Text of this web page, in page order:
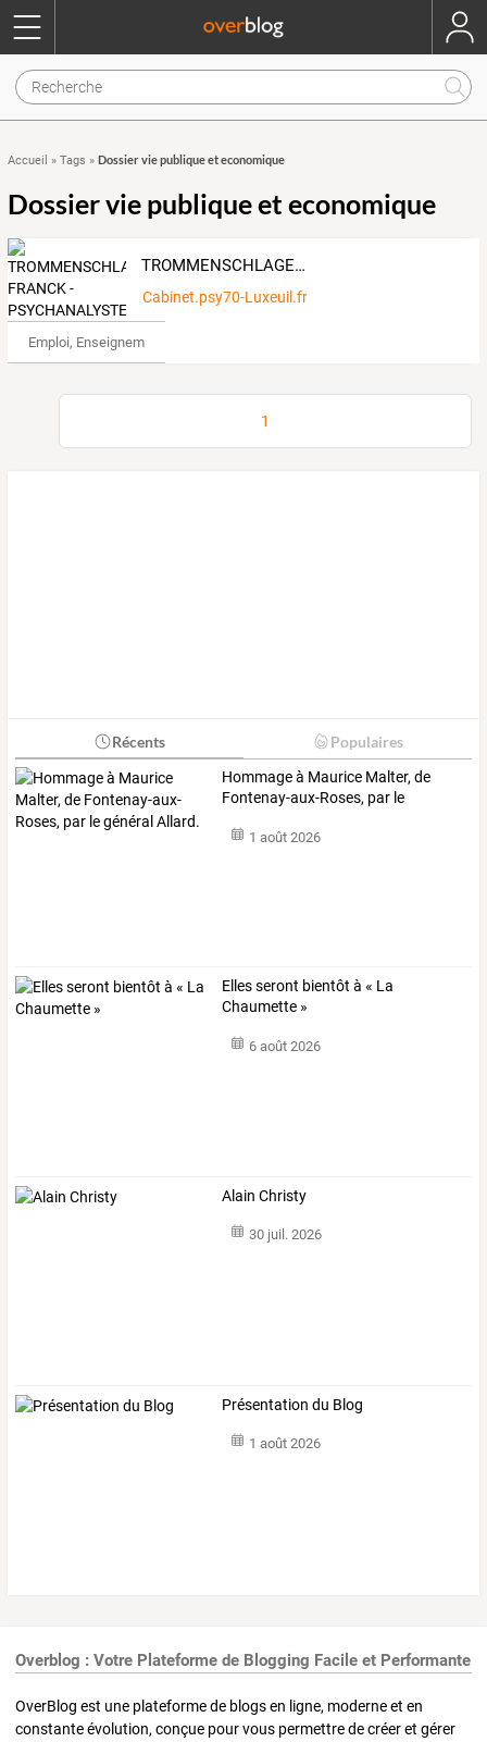
Accueil » Tags » Dossier vie publique et economique
Dossier vie publique et economique
TROMMENSCHLAGER FRANCK - PSYCHANALYSTE ET PSYCHOSOCIOLOGUE A LUXEUIL LES BAINS (70) LURE VESOUL SAULX SAINT-LOUP SUR SEMOUSE SAINT-SAUVEUR - AU CABINET DE PSYCHOLOGUES 70 HAUTE SAONE
Cabinet.psy70-Luxeuil.fr
Emploi, Enseignement & Etudes
1
Récents Populaires
Hommageà Maurice Malter, de
Fontenay-aux-Roses, par le
1 août 2026
Elles seront bientôt à « La
Chaumette »
6 août 2026
Alain Christy
30 juil. 2026
Présentation du Blog
1 août 2026
Overblog : Votre Plateforme de Blogging Facile et Performante
OverBlog est une plateforme de blogs en ligne, moderne et en
constante évolution, conçue pour vous permettre de créer et gérer